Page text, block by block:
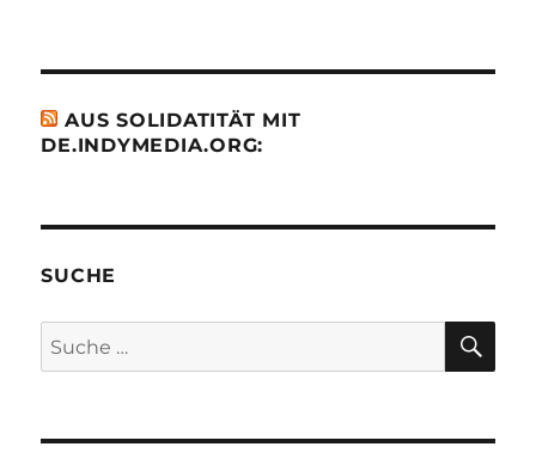
AUS SOLIDATITÄT MIT
DE.INDYMEDIA.ORG:
SUCHE
Suche
nach: